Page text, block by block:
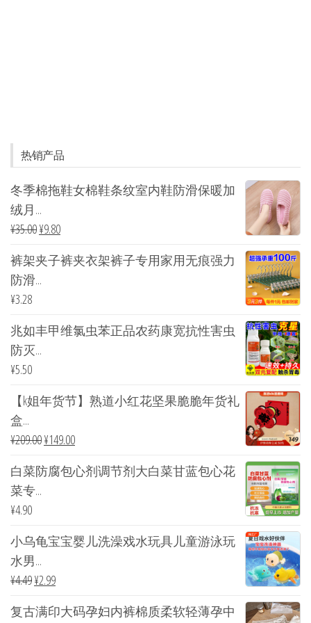
热销产品
冬季棉拖鞋女棉鞋条纹室内鞋防滑保暖加
绒月...
¥35.00¥9.80
裤架夹子裤夹衣架裤子专用家用无痕强力
防滑...
¥3.28
兆如丰甲维氯虫苯正品农药康宽抗性害虫
防灭...
¥5.50
【k姐年货节】熟道小红花坚果脆脆年货礼
盒...
¥209.00¥149.00
白菜防腐包心剂调节剂大白菜甘蓝包心花
菜专...
¥4.90
小乌龟宝宝婴儿洗澡戏水玩具儿童游泳玩
水男...
¥4.49¥2.99
复古满印大码孕妇内裤棉质柔软轻薄孕中